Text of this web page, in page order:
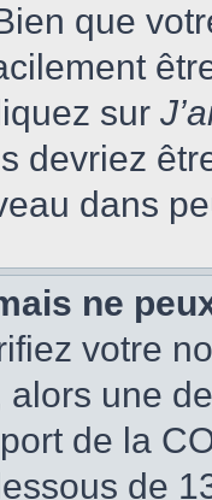
que
sur
devriez
dans
ne
votre
alors une
de la
de